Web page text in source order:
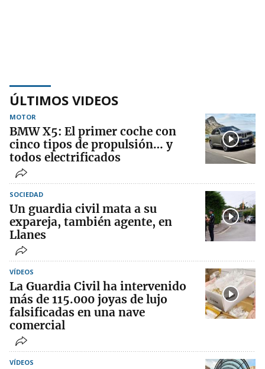
ÚLTIMOS VIDEOS
MOTOR
BMW X5: El primer coche con
cinco tipos de propulsión… y
todos electrificados
SOCIEDAD
Un guardia civil mata a su
expareja, también agente, en
Llanes
VÍDEOS
La Guardia Civil ha intervenido
más de 115.000 joyas de lujo
falsificadas en una nave
comercial
VÍDEOS